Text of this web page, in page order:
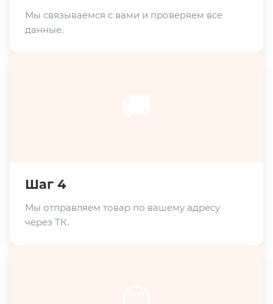
Мы связываемся с вами и проверяем все
данные.
Шаг 4
Мы отправляем товар по вашему адресу
через ТК.